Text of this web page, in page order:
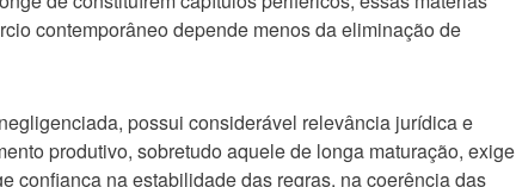
contemporâneo depende menos da eliminação de
possui considerável relevância jurídica e
produtivo, sobretudo aquele de longa maturação, exige
confiança na estabilidade das regras, na coerência das